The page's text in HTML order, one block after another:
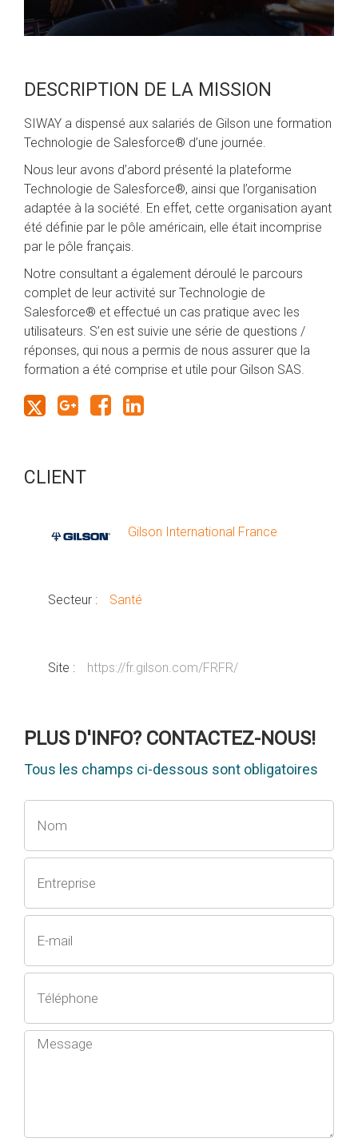
DESCRIPTION DE LA MISSION
SIWAY a dispensé aux salariés de Gilson une formation
Technologie de Salesforce® d’une journée.
Nous leur avons d’abord présenté la plateforme
Technologie de Salesforce®, ainsi que l’organisation
adaptée à la société. En effet, cette organisation ayant
été définie par le pôle américain, elle était incomprise
par le pôle français.
Notre consultant a également déroulé le parcours
complet de leur activité sur Technologie de
Salesforce® et effectué un cas pratique avec les
utilisateurs. S’en est suivie une série de questions /
réponses, qui nous a permis de nous assurer que la
formation a été comprise et utile pour Gilson SAS.
CLIENT
Gilson International France
Secteur : Santé
Site : https://fr.gilson.com/FRFR/
PLUS D'INFO? CONTACTEZ-NOUS!
Tous les champs ci-dessous sont obligatoires